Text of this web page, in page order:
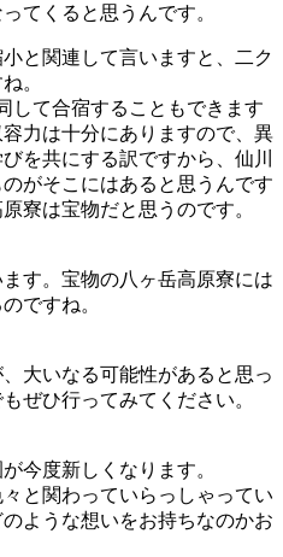
てくると思うんです。
と関連して言いますと、二ク
。
して合宿することもできます
力は十分にありますので、異
を共にする訳ですから、仙川
がそこにはあると思うんです
寮は宝物だと思うのです。
す。宝物の八ヶ岳高原寮には
ですね。
大いなる可能性があると思っ
ぜひ行ってみてください。
今度新しくなります。
と関わっていらっしゃってい
ような想いをお持ちなのかお